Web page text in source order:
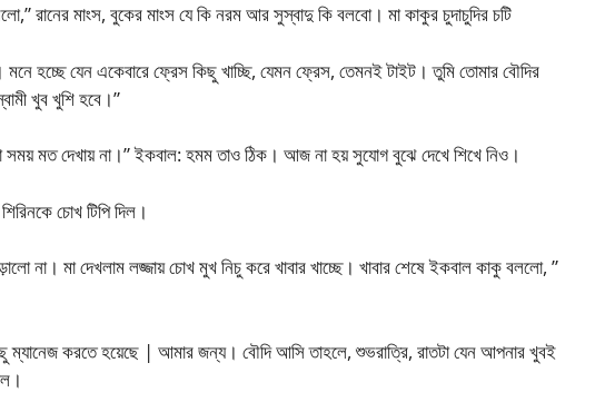
রানের মাংস, বুকের মাংস যে কি নরম আর সুস্বাদু কি বলবো। মা কাকুর চুদাচুদির চটি
হচ্ছে যেন একেবারে ফ্রেস কিছু খাচ্ছি, যেমন ফ্রেস, তেমনই টাইট। তুমি তোমার বৌদির
খুব খুশি হবে।”
মত দেখায় না।” ইকবাল: হমম তাও ঠিক। আজ না হয় সুযোগ বুঝে দেখে শিখে নিও।
চোখ টিপি দিল।
না। মা দেখলাম লজ্জায় চোখ মুখ নিচু করে খাবার খাচ্ছে। খাবার শেষে ইকবাল কাকু বললো, ”
ম্যানেজ করতে হয়েছে | আমার জন্য। বৌদি আসি তাহলে, শুভরাত্রি, রাতটা যেন আপনার খুবই